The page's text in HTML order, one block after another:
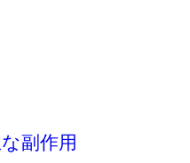
副作用